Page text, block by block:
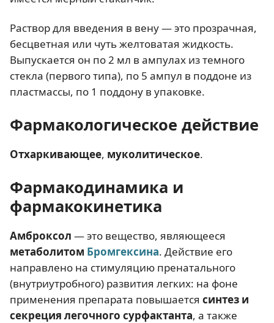
Раствор для введения в вену — это прозрачная,
бесцветная или чуть желтоватая жидкость.
Выпускается он по 2 мл в ампулах из темного
стекла (первого типа), по 5 ампул в поддоне из
пластмассы, по 1 поддону в упаковке.
Фармакологическое действие
Отхаркивающее, муколитическое.
Фармакодинамика и
фармакокинетика
Амброксол — это вещество, являющееся
метаболитом Бромгексина. Действие его
направлено на стимуляцию пренатального
(внутриутробного) развития легких: на фоне
применения препарата повышается синтез и
секреция легочного сурфактанта, а также